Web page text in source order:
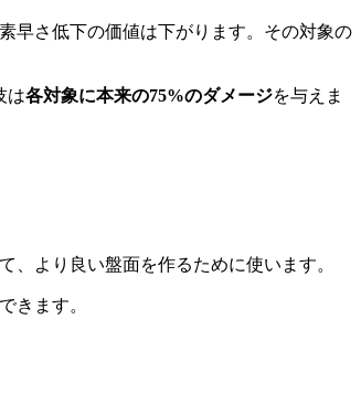
早さ低下の価値は下がります。その対象の
は各対象に本来の75%のダメージを与えま
より良い盤面を作るために使います。
きます。